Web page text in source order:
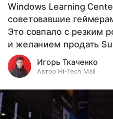
Windows Learning
советовавшие
Это совпало с резким
и желанием продать
Игорь Ткаченко
Автор Hi-Tech Mail